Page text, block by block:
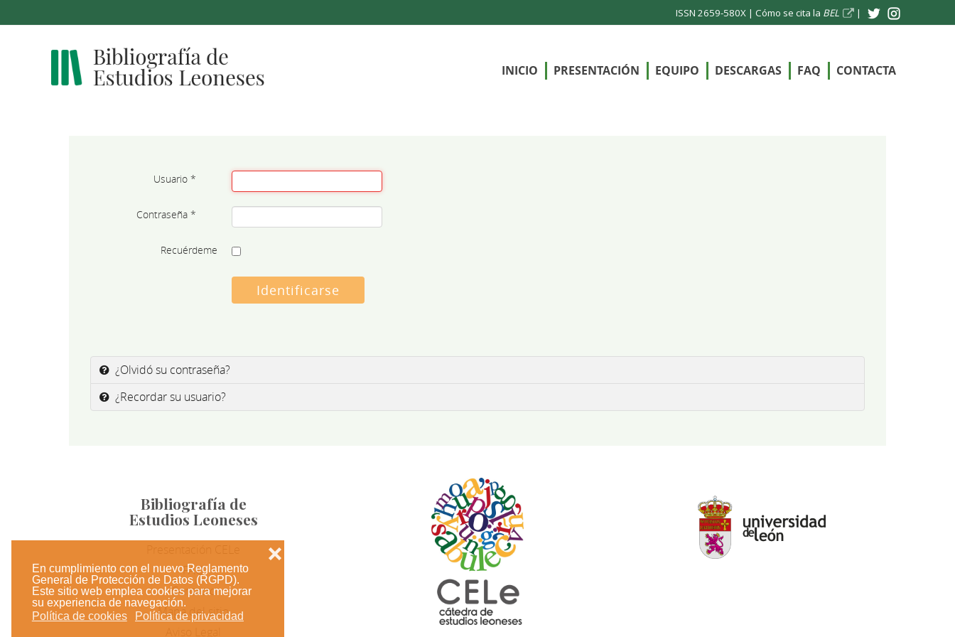
En cumplimiento con el nuevo Reglamento
General de Protección de Datos (RGPD).
Este sitio web emplea cookies para mejorar
su experiencia de navegación.
Política de cookies
Política de privacidad
❌
ISSN 2659-580X | Cómo se cita la BEL |
INICIO PRESENTACIÓN EQUIPO DESCARGAS FAQ CONTACTA
Usuario *
Contraseña *
Recuérdeme
Identificarse
¿Olvidó su contraseña?
¿Recordar su usuario?
Bibliografía de
Estudios Leoneses
FAQ
Contacto
Mapa del sitio